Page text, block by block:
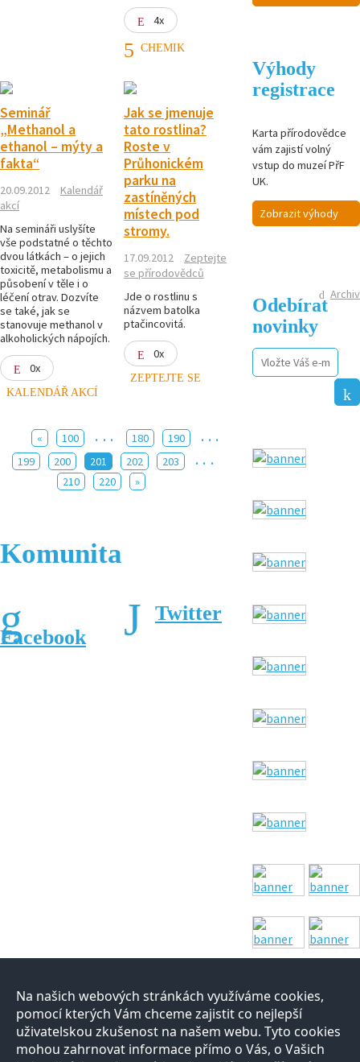
4x
CHEMIK
Seminář
„Methanol a
ethanol – mýty a
fakta“
20.09.2012
Kalendář
akcí
Na semináři uslyšíte
vše podstatné o těchto
dvou látkách – o jejich
toxicitě, metabolismu a
působení v těle i o
léčení otrav. Dozvíte
se také, jak se
stanovuje methanol v
alkoholických nápojích.
0x
KALENDÁŘ AKCÍ
Jak se jmenuje
tato rostlina?
Roste v
Průhonickém
parku na
zastíněných
místech pod
stromy.
17.09.2012
Zeptejte
se přírodovědců
Jde o rostlinu s
názvem batolka
ptačincovitá.
0x
ZEPTEJTE SE
« 100 ... 180 190 ...
199 200 201 202 203 ...
210 220 »
Komunita
Facebook
Twitter
Výhody
registrace
Karta přírodovědce
vám zajistí volný
vstup do muzeí PřF
UK.
Zobrazit výhody
Archiv
Odebírat
novinky
Na našich webových stránkách využíváme cookies,
pomocí kterých Vám chceme zajistit co nejlepší
uživatelskou zkušenost na našem webu. Tyto cookies
mohou zahrnovat informace přímo o Vás, o Vašich